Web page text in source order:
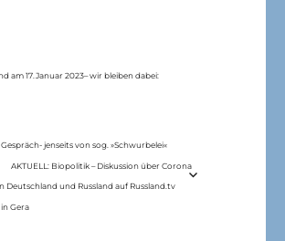
am 17.Januar 2023– wir bleiben dabei:
jenseits von sog. »Schwurbelei«
AKTUELL: Biopolitik – Diskussion über Corona
und Russland auf Russland.tv
Gera